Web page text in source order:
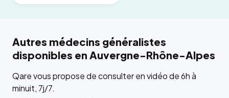
Autres médecins généralistes
disponibles en Auvergne-Rhône-Alpes
Qare vous propose de consulter en vidéo de 6h à
minuit, 7j/7.